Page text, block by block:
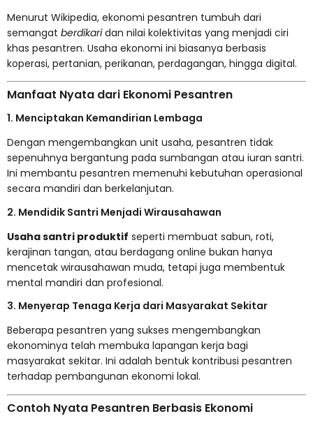
Menurut Wikipedia, ekonomi pesantren tumbuh dari
semangat berdikaridan nilai kolektivitas yang menjadi ciri
khas pesantren. Usaha ekonomi ini biasanya berbasis
koperasi, pertanian, perikanan, perdagangan, hingga digital.
Manfaat Nyata dari Ekonomi Pesantren
1. Menciptakan Kemandirian Lembaga
Dengan mengembangkan unit usaha, pesantren tidak
sepenuhnya bergantung pada sumbangan atau iuran santri.
Ini membantu pesantren memenuhi kebutuhan operasional
secara mandiri dan berkelanjutan.
2. Mendidik Santri Menjadi Wirausahawan
Usaha santri produktif seperti membuat sabun, roti,
kerajinan tangan, atau berdagang online bukan hanya
mencetak wirausahawan muda, tetapi juga membentuk
mental mandiri dan profesional.
3. Menyerap Tenaga Kerja dari Masyarakat Sekitar
Beberapa pesantren yang sukses mengembangkan
ekonominya telah membuka lapangan kerja bagi
masyarakat sekitar. Ini adalah bentuk kontribusi pesantren
terhadap pembangunan ekonomi lokal.
Contoh Nyata Pesantren Berbasis Ekonomi